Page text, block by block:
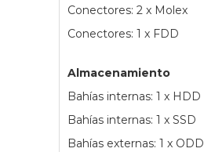
Conectores: 2 x Molex
Conectores: 1 x FDD
Almacenamiento
Bahías internas: 1 x HDD
Bahías internas: 1 x SSD
Bahías externas: 1 x ODD